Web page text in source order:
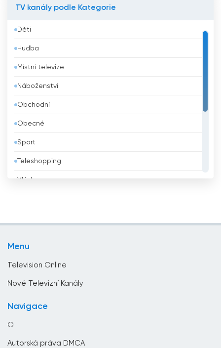
Bangladéš
Barbados
Belgie
Belize
Bělorusko
Benin
Bhútán
Bolívie
TV kanály podle Kategorie
Děti
Hudba
Místní televize
Náboženství
Obchodní
Obecné
Sport
Teleshopping
Vláda
Menu
Television Online
Nové Televizní Kanály
Navigace
O
Autorská práva DMCA